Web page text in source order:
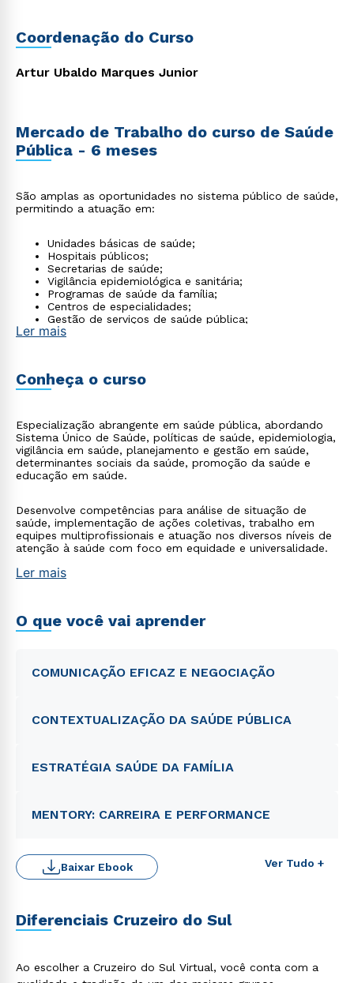
Coordenação do Curso
Artur Ubaldo Marques Junior
Mercado de Trabalho do curso de Saúde
Pública - 6 meses
São amplas as oportunidades no sistema público de saúde,
permitindo a atuação em:
Unidades básicas de saúde;
Hospitais públicos;
Secretarias de saúde;
Vigilância epidemiológica e sanitária;
Programas de saúde da família;
Centros de especialidades;
Gestão de serviços de saúde pública;
ONGs de saúde
Ler mais
Conheça o curso
Especialização abrangente em saúde pública, abordando
Sistema Único de Saúde, políticas de saúde, epidemiologia,
vigilância em saúde, planejamento e gestão em saúde,
determinantes sociais da saúde, promoção da saúde e
educação em saúde.
Desenvolve competências para análise de situação de
saúde, implementação de ações coletivas, trabalho em
equipes multiprofissionais e atuação nos diversos níveis de
atenção à saúde com foco em equidade e universalidade.
Ler mais
O que você vai aprender
COMUNICAÇÃO EFICAZ E NEGOCIAÇÃO
CONTEXTUALIZAÇÃO DA SAÚDE PÚBLICA
ESTRATÉGIA SAÚDE DA FAMÍLIA
MENTORY: CARREIRA E PERFORMANCE
Ver Tudo +
Baixar Ebook
Diferenciais Cruzeiro do Sul
Ao escolher a Cruzeiro do Sul Virtual, você conta com a